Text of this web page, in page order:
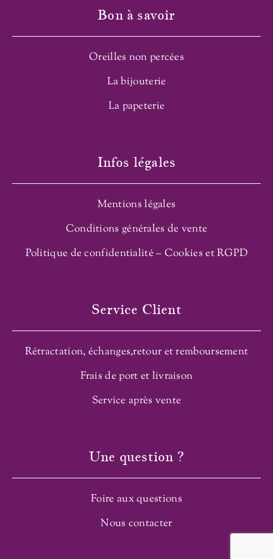
Bon à savoir
Oreilles non percées
La bijouterie
La papeterie
Infos légales
Mentions légales
Conditions générales de vente
Politique de confidentialité – Cookies et RGPD
Service Client
Rétractation, échanges,retour et remboursement
Frais de port et livraison
Service après vente
Une question ?
Foire aux questions
Nous contacter